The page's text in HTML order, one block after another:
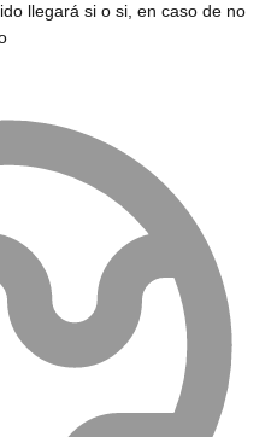
llegará si o si, en caso de no